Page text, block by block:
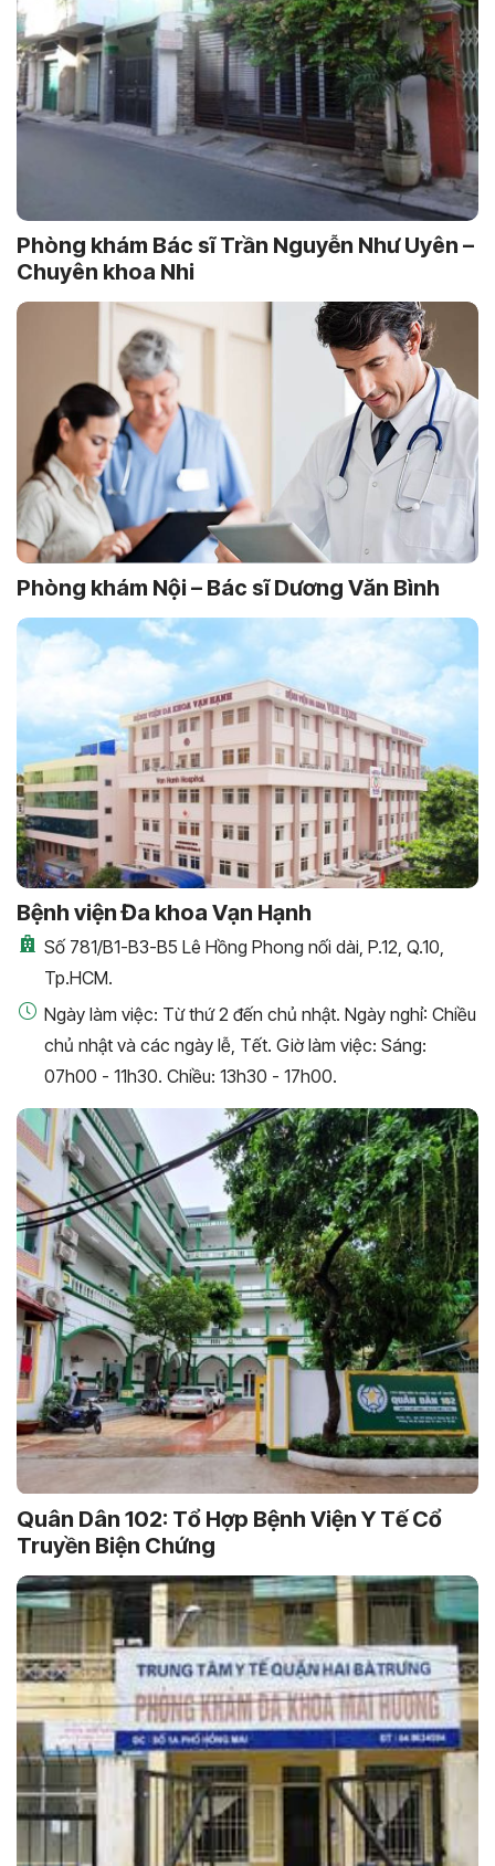
Phòng khám Bác sĩ Trần Nguyễn Như Uyên –
Chuyên khoa Nhi
Phòng khám Nội – Bác sĩ Dương Văn Bình
Bệnh viện Đa khoa Vạn Hạnh
Số 781/B1-B3-B5 Lê Hồng Phong nối dài, P.12, Q.10,
Tp.HCM.
Ngày làm việc: Từ thứ 2 đến chủ nhật. Ngày nghỉ: Chiều
chủ nhật và các ngày lễ, Tết. Giờ làm việc: Sáng:
07h00 - 11h30. Chiều: 13h30 - 17h00.
Quân Dân 102: Tổ Hợp Bệnh Viện Y Tế Cổ
Truyền Biện Chứng